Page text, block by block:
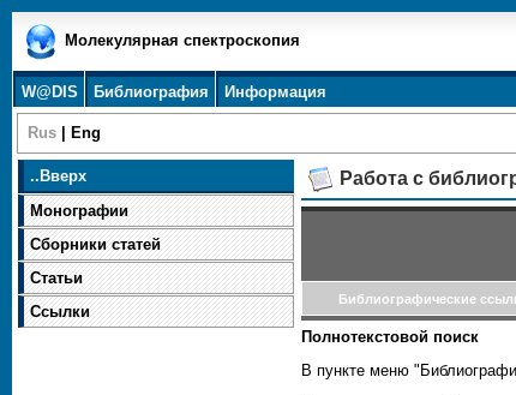
Молекулярная спектроскопия
W@DIS Библиография Информация
Rus Eng
.. Вверх
Монографии
Сборники статей
Статьи
Ссылки
Работа с
Библиографические
Полнотекстовой поиск
В пункте меню